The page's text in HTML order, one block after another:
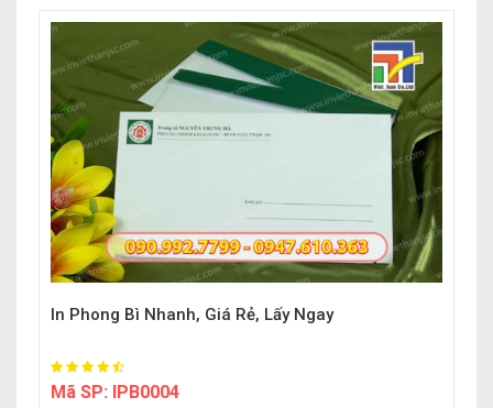
In Phong Bì Nhanh, Giá Rẻ, Lấy Ngay
Mã SP: IPB0004